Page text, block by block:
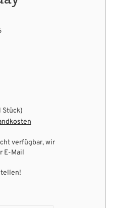
Stück)
verfügbar, wir
E-Mail